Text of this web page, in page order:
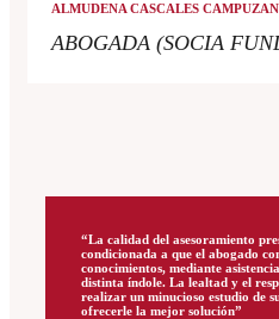
ALMUDENA CASCALES
ABOGADA (SOCIA
“La calidad del asesoramiento
condicionada a que el abogado
conocimientos, mediante
distinta índole. La lealtad y el
realizar un minucioso estudio de
ofrecerle la mejor solución”